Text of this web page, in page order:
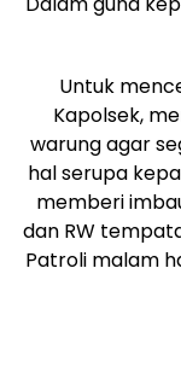
Untuk
Kapolsek,
warung agar
hal serupa
memberi
dan RW
Patroli malam